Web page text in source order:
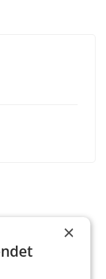
Umsatzplus im
Post AG hat im
×